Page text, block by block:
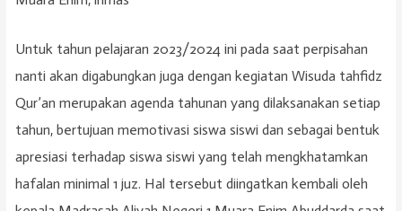
Untuk tahun pelajaran 2023/2024 ini pada saat perpisahan
nanti akan digabungkan juga dengan kegiatan Wisuda tahfidz
Qur’an merupakan agenda tahunan yang dilaksanakan setiap
tahun, bertujuan memotivasi siswa siswi dan sebagai bentuk
apresiasi terhadap siswa siswi yang telah mengkhatamkan
hafalan minimal 1 juz. Hal tersebut diingatkan kembali oleh